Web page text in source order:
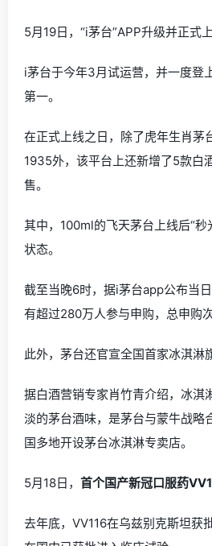
5月19日，“i茅台”APP升级并正式上
i茅台于今年3月试运营，并一度登
第一。
在正式上线之日，除了虎年生肖茅
1935外，该平台上还新增了5款白
售。
其中，100ml的飞天茅台上线后“秒
状态。
截至当晚6时，据i茅台app公布当
有超过280万人参与申购，总申购
此外，茅台还官宣全国首家冰淇淋
据白酒营销专家肖竹青介绍，冰淇
淡的茅台酒味，是茅台与蒙牛战略
国多地开设茅台冰淇淋专卖店。
5月18日， 首个国产新冠口服药
去年底，VV116在乌兹别克斯坦获